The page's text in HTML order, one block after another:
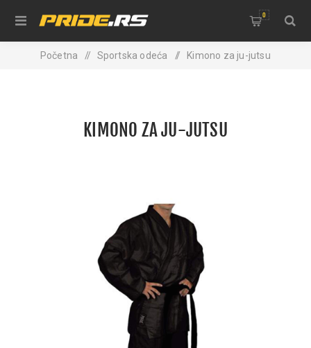
0
Početna / Sportska odeća / Kimono za ju-jutsu
KIMONO ZA JU-JUTSU